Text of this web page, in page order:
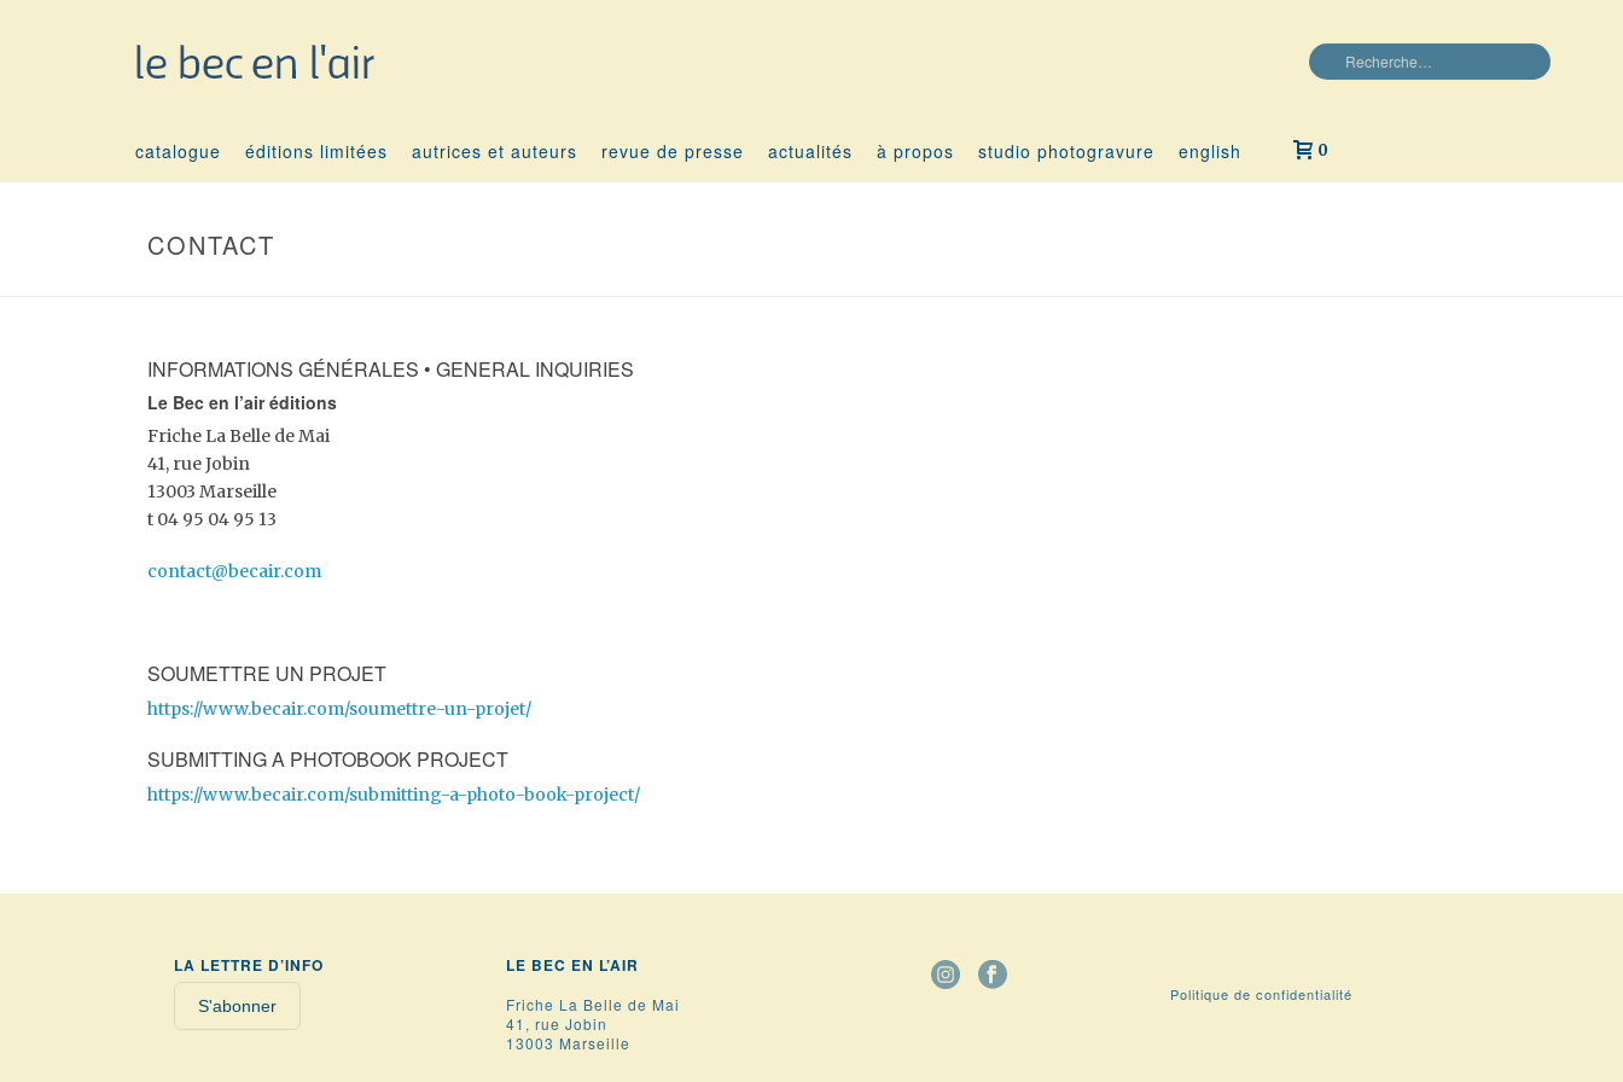
catalogue éditions limitées autrices et auteurs revue de presse actualités à propos studio photogravure english 0
CONTACT
INFORMATIONS GÉNÉRALES • GENERAL INQUIRIES
Le Bec en l’air éditions
Friche La Belle de Mai
41, rue Jobin
13003 Marseille
t 04 95 04 95 13
contact@becair.com
SOUMETTRE UN PROJET
https://www.becair.com/soumettre-un-projet/
SUBMITTING A PHOTOBOOK PROJECT
https://www.becair.com/submitting-a-photo-book-project/
LA LETTRE D’INFO
S'abonner
LE BEC EN L’AIR
Friche La Belle de Mai
41, rue Jobin
13003 Marseille
Politique de confidentialité